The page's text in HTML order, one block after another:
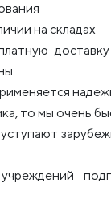
на складах
то мы очень
учреждений